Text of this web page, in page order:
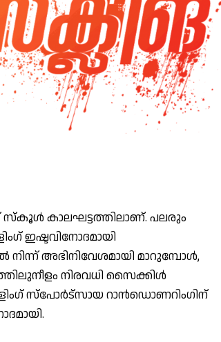
സ്കൂള്‍ കാലഘട്ടത്തിലാണ്. പലരും
ഇഷ്ടവിനോദമായി
അഭിനിവേശമായി മാറുമ്പോള്‍,
നിരവധി സൈക്കിള്‍
സ്പോര്‍ട്സായ റാന്‍ഡൊണറിംഗിന്